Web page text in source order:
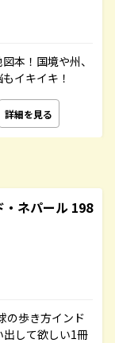
本！国境や州、
イキイキ！
詳細を見る
ネパール 198
の歩き方インド
して欲しい1冊